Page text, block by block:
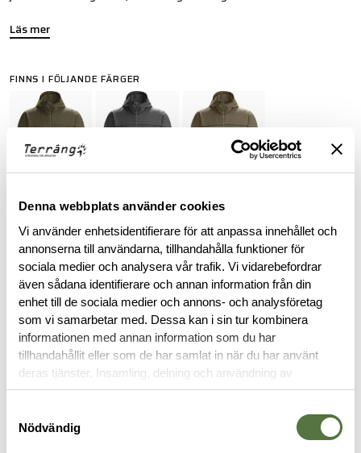
Denna webbplats använder cookies
Vi använder enhetsidentifierare för att anpassa innehållet och
annonserna till användarna, tillhandahålla funktioner för
sociala medier och analysera vår trafik. Vi vidarebefordrar
även sådana identifierare och annan information från din
enhet till de sociala medier och annons- och analysföretag
som vi samarbetar med. Dessa kan i sin tur kombinera
informationen med annan information som du har
tillhandahållit eller som de har samlat in när du har använt
deras tjänster. Insamling, delning och användning av
personuppgifter kan användas för personalisering av
Nödvändig
Läs mer
FINNS I FÖLJANDE FÄRGER
ARC'TERYX LEAF PURCHASE INFORMATION
To purchase Arc'teryx LEAF products, you must provide valid
identification confirming your status as an authorized end-
user within law enforcement or military personnel. This
requirement ensures that these specialized products are
accessible to those in professional capacities where they are
intended to be utilized.